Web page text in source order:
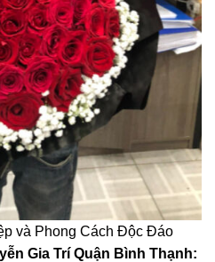
và Phong Cách Độc Đáo
Gia Trí Quận Bình Thạnh: